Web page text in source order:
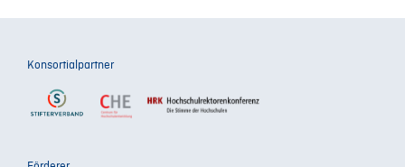
Konsortialpartner